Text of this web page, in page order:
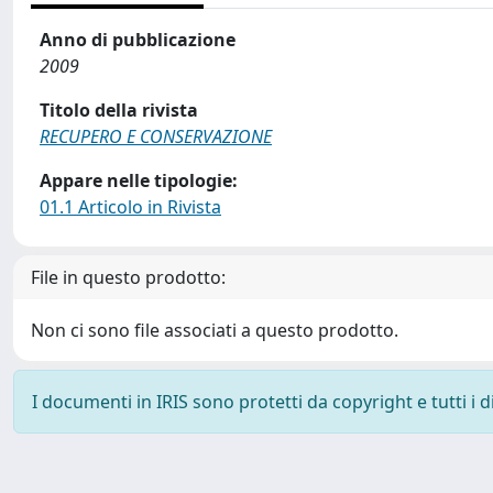
Anno di pubblicazione
2009
Titolo della rivista
RECUPERO E CONSERVAZIONE
Appare nelle tipologie:
01.1 Articolo in Rivista
File in questo prodotto:
Non ci sono file associati a questo prodotto.
I documenti in IRIS sono protetti da copyright e tutti i